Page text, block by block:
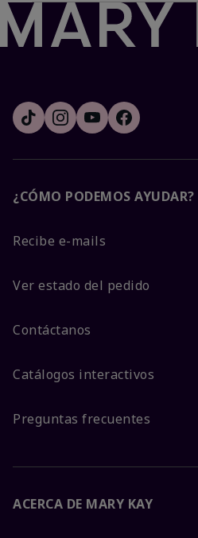
¿CÓMO PODEMOS AYUDAR?
Recibe e-mails
Ver estado del pedido
Contáctanos
Catálogos interactivos
Preguntas frecuentes
ACERCA DE MARY KAY